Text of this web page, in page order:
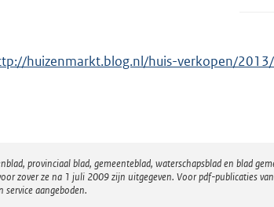
huizenmarkt.blog.nl/huis-verkopen/
provinciaal blad, gemeenteblad, waterschapsblad en blad
zover ze na 1 juli 2009 zijn uitgegeven. Voor pdf-publicaties
service aangeboden.